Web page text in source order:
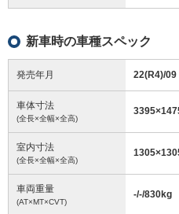
新車時の車種スペック
発売年月 22(R4)/09
車体寸法
(全長×全幅×全高)
3395×
室内寸法
(全長×全幅×全高)
1305×
車両重量
(AT×MT×CVT)
-/-/830kg